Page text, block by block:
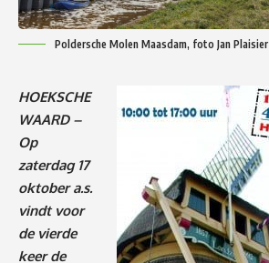
Poldersche Molen Maasdam, foto Jan Plaisier
HOEKSCHE
WAARD –
Op
zaterdag 17
oktober a.s.
vindt voor
de vierde
keer de